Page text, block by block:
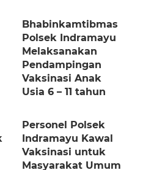
Bhabinkamtibmas
Polsek Indramayu
Melaksanakan
Pendampingan
Vaksinasi Anak
Usia 6 – 11 tahun
Personel Polsek
Indramayu Kawal
Vaksinasi untuk
Masyarakat Umum